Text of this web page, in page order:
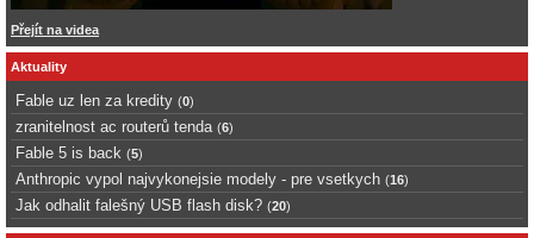
Přejít na videa
Aktuality
Fable uz len za kredity (0)
zranitelnost ac routerů tenda (6)
Fable 5 is back (5)
Anthropic vypol najvykonejsie modely - pre vsetkych (16)
Jak odhalit falešný USB flash disk? (20)